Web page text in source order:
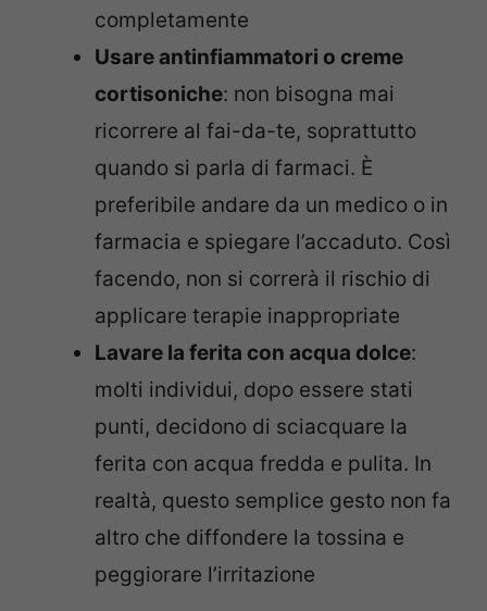
completamente
Usare antinfiammatori o creme
cortisoniche: non bisogna mai
ricorrere al fai-da-te, soprattutto
quando si parla di farmaci. È
preferibile andare da un medico o in
farmacia e spiegare l’accaduto. Così
facendo, non si correrà il rischio di
applicare terapie inappropriate
Lavare la ferita con acqua dolce:
molti individui, dopo essere stati
punti, decidono di sciacquare la
ferita con acqua fredda e pulita. In
realtà, questo semplice gesto non fa
altro che diffondere la tossina e
peggiorare l’irritazione